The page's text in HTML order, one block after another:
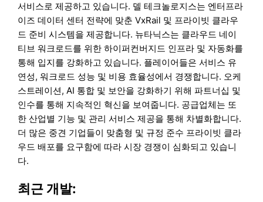
서비스로 제공하고 있습니다. 델 테크놀로지스는 엔터프라
이즈 데이터 센터 전략에 맞춘 VxRail 및 프라이빗 클라우
드 준비 시스템을 제공합니다. 뉴타닉스는 클라우드 네이
티브 워크로드를 위한 하이퍼컨버지드 인프라 및 자동화를
통해 입지를 강화하고 있습니다. 플레이어들은 서비스 유
연성, 워크로드 성능 및 비용 효율성에서 경쟁합니다. 오케
스트레이션, AI 통합 및 보안을 강화하기 위해 파트너십 및
인수를 통해 지속적인 혁신을 보여줍니다. 공급업체는 또
한 산업별 기능 및 관리 서비스 제공을 통해 차별화합니다.
더 많은 중견 기업들이 맞춤형 및 규정 준수 프라이빗 클라
우드 배포를 요구함에 따라 시장 경쟁이 심화되고 있습니
다.
최근 개발: